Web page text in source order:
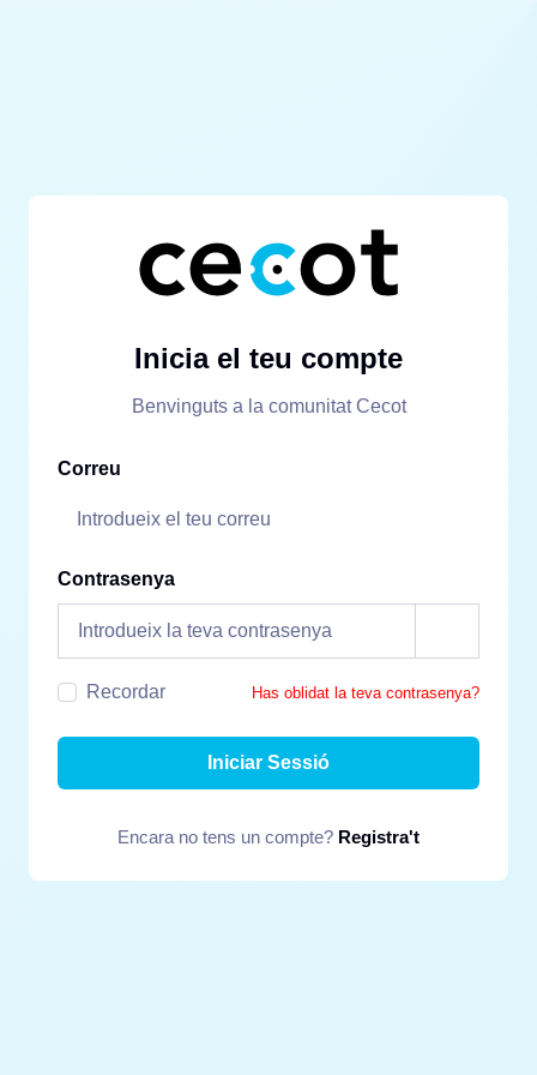
Inicia el teu compte
Benvinguts a la comunitat Cecot
Correu
Contrasenya
Recordar Has oblidat la teva contrasenya?
Iniciar Sessió
Encara no tens un compte? Registra't